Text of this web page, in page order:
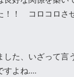
！！ コロコロさ
した、いざって言
すよね....